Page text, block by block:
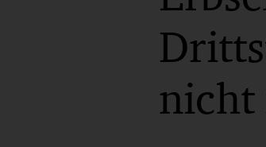
nicht